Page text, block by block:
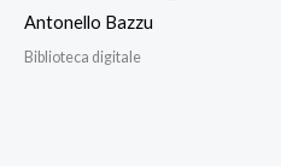
Antonello Bazzu
Biblioteca digitale